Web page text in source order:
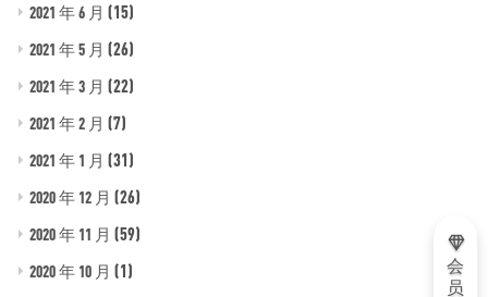
2021 年 6 月 (15)
2021 年 5 月 (26)
2021 年 3 月 (22)
2021 年 2 月 (7)
2021 年 1 月 (31)
2020 年 12 月 (26)
2020 年 11 月 (59)
2020 年 10 月 (1)
会
员